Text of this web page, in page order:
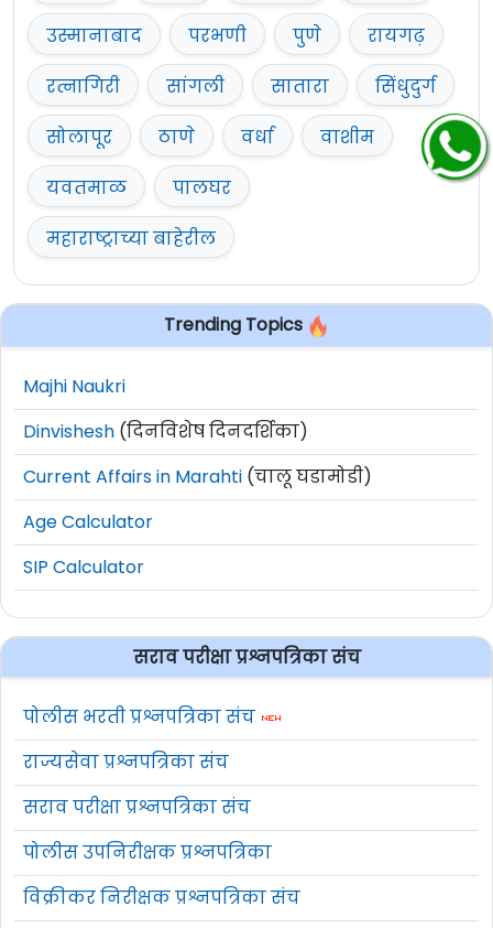
उस्मानाबाद
परभणी पुणे
रायगढ़
रत्नागिरी
सांगली सातारा
सिंधुदुर्ग
सोलापूर
ठाणे वर्धा
वाशीम
यवतमाळ
पालघर
महाराष्ट्राच्या बाहेरील
Trending Topics
Majhi Naukri
Dinvishesh (दिनविशेष दिनदर्शिका)
Current Affairs in Marahti (चालू घडामोडी)
Age Calculator
SIP Calculator
सराव परीक्षा प्रश्नपत्रिका संच
पोलीस भरती प्रश्नपत्रिका संच
राज्यसेवा प्रश्नपत्रिका संच
सराव परीक्षा प्रश्नपत्रिका संच
पोलीस उपनिरीक्षक प्रश्नपत्रिका
विक्रीकर निरीक्षक प्रश्नपत्रिका संच